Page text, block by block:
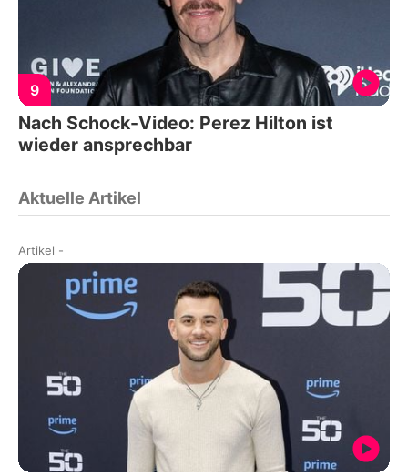
9
Nach Schock-Video: Perez Hilton ist
wieder ansprechbar
Aktuelle Artikel
Artikel -